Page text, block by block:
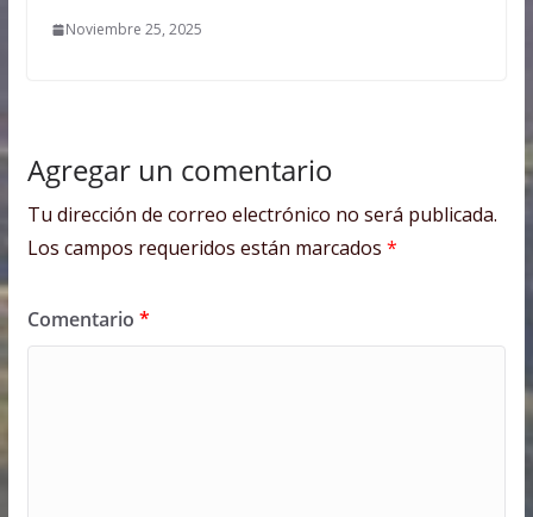
Noviembre 25, 2025
Agregar un comentario
Tu dirección de correo electrónico no será publicada.
Los campos requeridos están marcados *
Comentario *